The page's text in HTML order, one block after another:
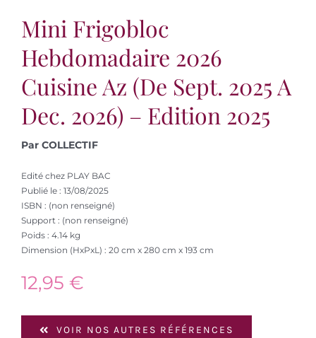
Mini Frigobloc
Hebdomadaire 2026
Cuisine Az (de Sept. 2025 A
Dec. 2026) – Edition 2025
Par COLLECTIF
Edité chez PLAY BAC
Publié le : 13/08/2025
ISBN : (non renseigné)
Support : (non renseigné)
Poids : 4.14 kg
Dimension (HxPxL) : 20 cm x 280 cm x 193 cm
12,95 €
VOIR NOS AUTRES RÉFÉRENCES